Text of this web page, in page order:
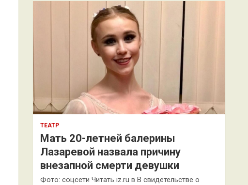
к
ТЕАТР
Мать 20-летней балерины
Лазаревой назвала причину
внезапной смерти девушки
Фото: соцсети Читать iz.ru в В свидетельстве о